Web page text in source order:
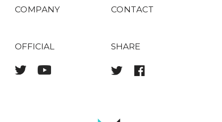
COMPANY CONTACT
OFFICIAL SHARE